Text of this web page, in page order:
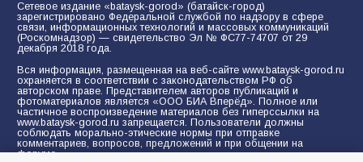
Сетевое издание «bataysk-gorod» (батайск-город)
зарегистрировано Федеральной службой по надзору в сфере
связи, информационных технологий и массовых коммуникаций
(Роскомнадзор) — свидетельство Эл № ФС77-74707 от 29
декабря 2018 года.
Вся информация, размещенная на веб-сайте www.bataysk-gorod.ru
охраняется в соответствии с законодательством РФ об
авторском праве. Представителем авторов публикаций и
фотоматериалов является «ООО БИА Вперёд». Полное или
частичное воспроизведение материалов без гиперссылки на
www.bataysk-gorod.ru запрещается. Пользователи должны
соблюдать морально-этические нормы при отправке
комментариев, вопросов, предложений и при общении на
форуме.